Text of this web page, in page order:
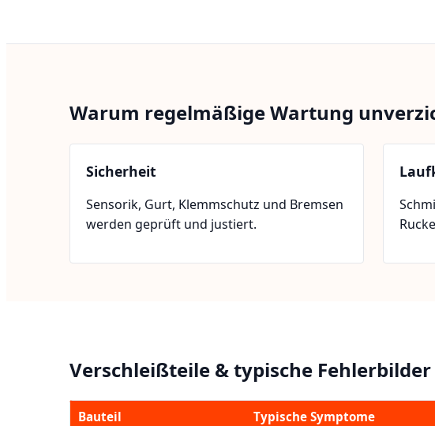
Warum regelmäßige Wartung
Sicherheit
Sensorik, Gurt, Klemmschutz und Bremsen
werden geprüft und justiert.
Verschleißteile & typische Fehlerbilder
Bauteil Typische Symptome